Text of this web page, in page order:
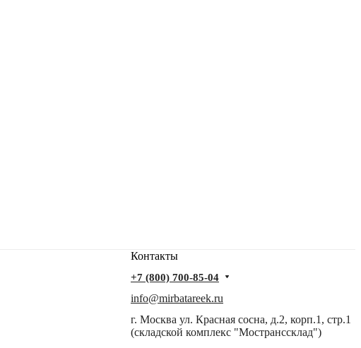
Контакты
+7 (800) 700-85-04
info@mirbatareek.ru
г. Москва ул. Красная сосна, д.2, корп.1, стр.1
(складской комплекс "Мостранссклад")